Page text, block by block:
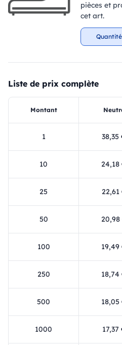
pièces et
cet art.
Liste de prix complète
Montant
1 38,35
10 24,18
25 22,61
50 20,98
100 19,49
250 18,74
500 18,05
1000 17,37